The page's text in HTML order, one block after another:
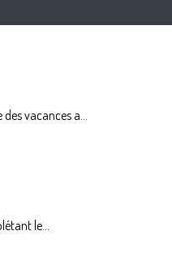
vacances a...
le...